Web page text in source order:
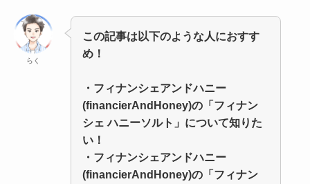
らく
この記事は以下のような人におすす
め！
・フィナンシェアンドハニー
(financierAndHoney)の「フィナン
シェ ハニーソルト」について知りた
い！
・ フィナンシェアンドハニー
(financierAndHoney)の「フィナン